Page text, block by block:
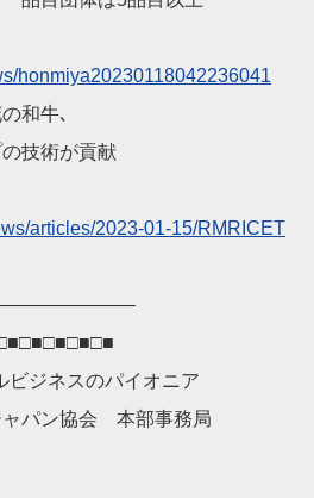
honmiya20230118042236041
和牛､
技術が貢献
ws/articles/2023-01-15/RMRICET
ビジネスのパイオニア
ャパン協会 本部事務局